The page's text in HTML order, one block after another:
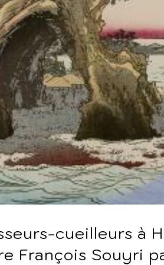
cueilleurs à
François Souyri